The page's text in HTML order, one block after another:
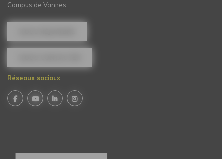
Campus de Vannes
Réseaux sociaux